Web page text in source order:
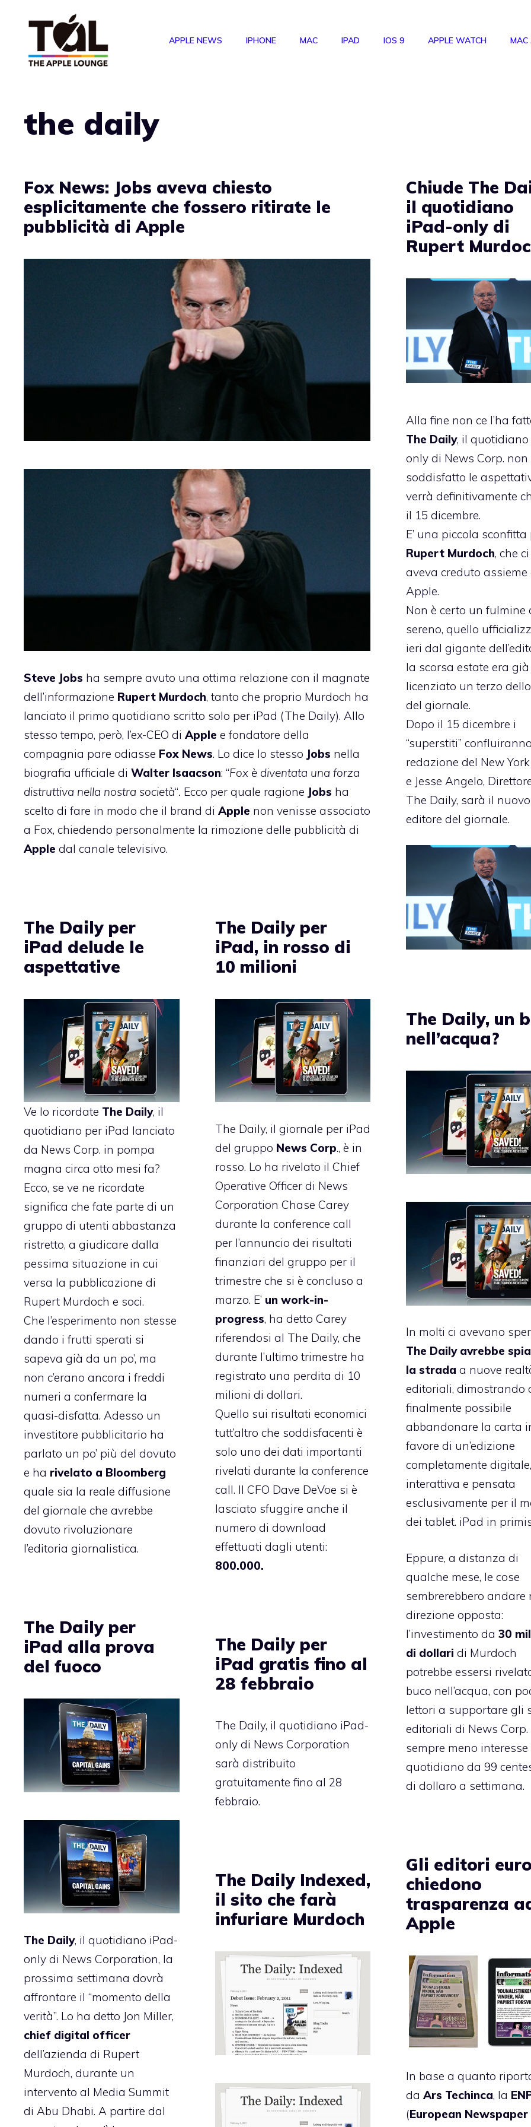
APPLE NEWS IPHONE MAC IPAD IOS 9 APPLE WATCH MAC
the daily
Fox News: Jobs aveva chiesto
esplicitamente che fossero ritirate le
pubblicità di Apple
Steve Jobs ha sempre avuto una ottima relazione con il magnate
dell’informazione Rupert Murdoch, tanto che proprio Murdoch ha
lanciato il primo quotidiano scritto solo per iPad (The Daily). Allo
stesso tempo, però, l’ex-CEO di Apple e fondatore della
compagnia pare odiasse Fox News. Lo dice lo stesso Jobs nella
biografia ufficiale di Walter Isaacson: “Fox è diventata una forza
distruttiva nella nostra società“. Ecco per quale ragione Jobs ha
scelto di fare in modo che il brand di Apple non venisse associato
a Fox, chiedendo personalmente la rimozione delle pubblicità di
Apple dal canale televisivo.
Chiude The
il quotidiano
iPad-only di
Rupert
Alla fine non ce l’ha
The Daily, il
only di News Corp.
soddisfatto le
verrà definitivamente
il 15 dicembre.
E’ una piccola sconfitta
Rupert Murdoch, che ci
aveva creduto assieme
Apple.
Non è certo un fulmine
sereno, quello
ieri dal gigante
la scorsa estate era
licenziato un terzo
del giornale.
Dopo il 15 dicembre i
“superstiti”
redazione del New
e Jesse Angelo,
The Daily, sarà il nuovo
editore del giornale.
The Daily per
iPad delude le
aspettative
Ve lo ricordate The Daily, il
quotidiano per iPad lanciato
da News Corp. in pompa
magna circa otto mesi fa?
Ecco, se ve ne ricordate
significa che fate parte di un
gruppo di utenti abbastanza
ristretto, a giudicare dalla
pessima situazione in cui
versa la pubblicazione di
Rupert Murdoch e soci.
Che l’esperimento non stesse
dando i frutti sperati si
sapeva già da un po’, ma
non c’erano ancora i freddi
numeri a confermare la
quasi-disfatta. Adesso un
investitore pubblicitario ha
parlato un po’ più del dovuto
e ha rivelato a Bloomberg
quale sia la reale diffusione
del giornale che avrebbe
dovuto rivoluzionare
l’editoria giornalistica.
The Daily per
iPad, in rosso di
10 milioni
The Daily, il giornale per iPad
del gruppo News Corp., è in
rosso. Lo ha rivelato il Chief
Operative Officer di News
Corporation Chase Carey
durante la conference call
per l’annuncio dei risultati
finanziari del gruppo per il
trimestre che si è concluso a
marzo. E’ un work-in-
progress, ha detto Carey
riferendosi al The Daily, che
durante l’ultimo trimestre ha
registrato una perdita di 10
milioni di dollari.
Quello sui risultati economici
tutt’altro che soddisfacenti è
solo uno dei dati importanti
rivelati durante la conference
call. Il CFO Dave DeVoe si è
lasciato sfuggire anche il
numero di download
effettuati dagli utenti:
800.000.
The Daily, un
nell’acqua?
In molti ci avevano
The Daily avrebbe
la strada a nuove
editoriali, dimostrando
finalmente possibile
abbandonare la carta
favore di un’edizione
completamente
interattiva e pensata
esclusivamente per il
dei tablet. iPad in
Eppure, a distanza di
qualche mese, le cose
sembrerebbero andare
direzione opposta:
l’investimento da30
di dollari di Murdoch
potrebbe essersi
buco nell’acqua, con
lettori a supportare gli
editoriali di News Corp.
sempre meno
quotidiano da 99
di dollaro a settimana.
The Daily per
iPad alla prova
del fuoco
The Daily, il quotidiano iPad-
only di News Corporation, la
prossima settimana dovrà
affrontare il “momento della
verità”. Lo ha detto Jon Miller,
chief digital officer
dell’azienda di Rupert
Murdoch, durante un
intervento al Media Summit
di Abu Dhabi. A partire dal
The Daily per
iPad gratis fino al
28 febbraio
The Daily, il quotidiano iPad-
only di News Corporation
sarà distribuito
gratuitamente fino al 28
febbraio.
Gli editori
chiedono
trasparenza
Apple
In base a quanto
daArs Techinca, la
(European Newspaper
The Daily Indexed,
il sito che farà
infuriare Murdoch